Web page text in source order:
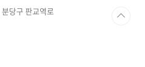
당구 판교역로